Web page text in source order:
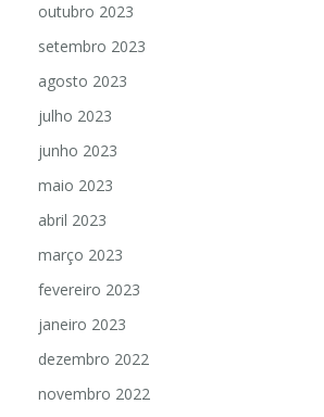
outubro 2023
setembro 2023
agosto 2023
julho 2023
junho 2023
maio 2023
abril 2023
março 2023
fevereiro 2023
janeiro 2023
dezembro 2022
novembro 2022